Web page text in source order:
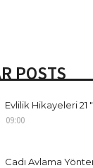
POSTS
Evlilik Hikayeleri 21
09:00
Cadı Avlama